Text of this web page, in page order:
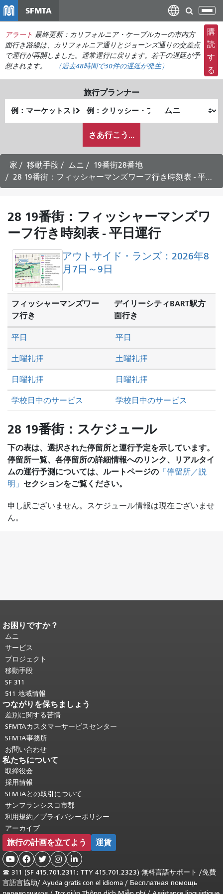
ン
コ
ン
テ
ン
ツ
移
SFMTA
ナ
ビ
ゲ
ー
シ
ョ
の
切
り
え
アラート 最終更新：カリフォルニア・ケーブルカーの市内方
面行き路線は、カリフォルニア通りとジョーンズ通りの交差点
で運行が再開しました。通常運行に戻ります。若干の遅延が予
想されます。
（過去48時間で30件の遅延が発生）
購
読
す
る
旅行プランナー
出
発
終
了
が
ど
の
よ
う
旅
を
し
い
か
さあ行こう...
家 移動手段 ムニ
19番街28番地
28 19番街：フィッシャーマンズワーフ行き時刻表 - 平日運行
28 19番街：フィッシャーマンズワ
ーフ行き時刻表 - 平日運行
アウトサイド・ランズ：2026年8
月7日～9日
フィッシャーマンズワー
フ行き
デイリーシティBART駅方
面行き
土曜礼拝 土曜礼拝
日曜礼拝 日曜礼拝
平日 平日
学校日中のサービス 学校日中のサービス
28 19番街：スケジュール
下の表は、選択された停留所と運行予定を示しています。
停留所一覧、各停留所の詳細情報へのリンク、リアルタイ
ムの運行予測については、ルートページの 「停留所／説
明」 セクションをご覧ください。
申し訳ございません。スケジュール情報は現在ございませ
ん。
ページコンテンツの終わり。
ジの残りの部分はすべてのページで繰
り返されます。
頭に戻る。
お困りですか？
ムニ
サービス
プロジェクト
移動手段
SF 311
511 地域情報
つながりを保ちましょう
差別に関する苦情
SFMTAカスタマーサービスセンター
SFMTA事務所
お問い合わせ
私たちについて
取締役会
採用情報
SFMTAとの取引について
サンフランシスコ市郡
利用規約／プライバシーポリシー
アーカイブ
旅行の計画を立てよう 運賃
    
☎ 311 (SF 415.701.2311; TTY 415.701.2323) 無料言語サポート /免費
言語言協助/ Ayuda gratis con el idioma / Бесплатная помощь